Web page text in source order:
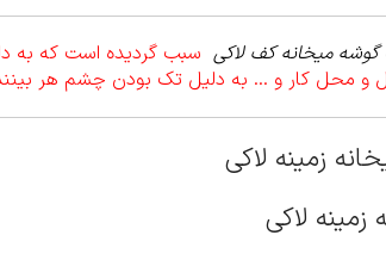
میخانه کف لاکی سبب گردیده است که به
و محل کار و … به دلیل تک بودن چشم هر
زمینه لاکی
لاکی